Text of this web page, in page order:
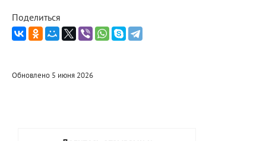
Поделиться
Обновлено 5 июня 2026